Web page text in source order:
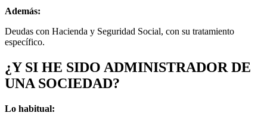
Además:
Deudas con Hacienda y Seguridad Social, con su tratamiento
específico.
¿Y SI HE SIDO ADMINISTRADOR DE
UNA SOCIEDAD?
Lo habitual: